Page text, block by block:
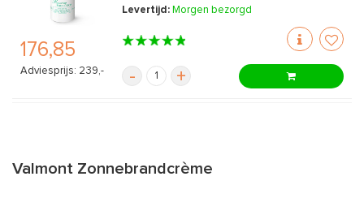
176,85
Adviesprijs: 239,-
Levertijd: Morgen bezorgd
- +
Valmont Zonnebrandcrème